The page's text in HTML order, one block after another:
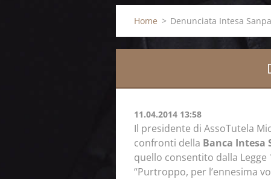
Home > Denunciata Intesa
11.04.2014 13:58
Il presidente di AssoTutela
confronti della Banca Intesa
quello consentito dalla
“Purtroppo, per l’ennesima